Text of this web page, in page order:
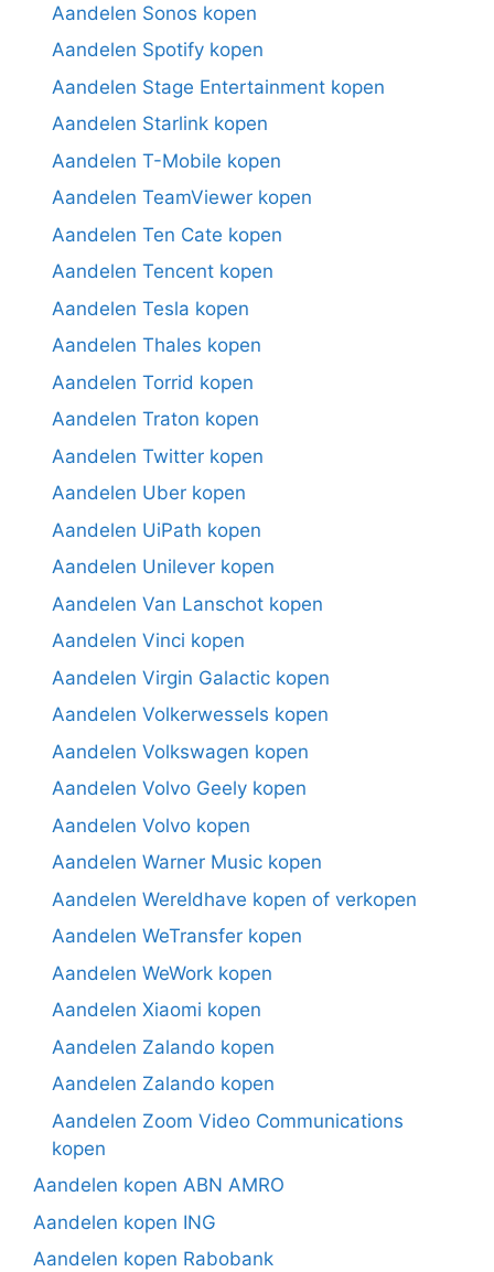
Aandelen Sonos kopen
Aandelen Spotify kopen
Aandelen Stage Entertainment kopen
Aandelen Starlink kopen
Aandelen T-Mobile kopen
Aandelen TeamViewer kopen
Aandelen Ten Cate kopen
Aandelen Tencent kopen
Aandelen Tesla kopen
Aandelen Thales kopen
Aandelen Torrid kopen
Aandelen Traton kopen
Aandelen Twitter kopen
Aandelen Uber kopen
Aandelen UiPath kopen
Aandelen Unilever kopen
Aandelen Van Lanschot kopen
Aandelen Vinci kopen
Aandelen Virgin Galactic kopen
Aandelen Volkerwessels kopen
Aandelen Volkswagen kopen
Aandelen Volvo Geely kopen
Aandelen Volvo kopen
Aandelen Warner Music kopen
Aandelen Wereldhave kopen of verkopen
Aandelen WeTransfer kopen
Aandelen WeWork kopen
Aandelen Xiaomi kopen
Aandelen Zalando kopen
Aandelen Zalando kopen
Aandelen Zoom Video Communications
kopen
Aandelen kopen ABN AMRO
Aandelen kopen ING
Aandelen kopen Rabobank